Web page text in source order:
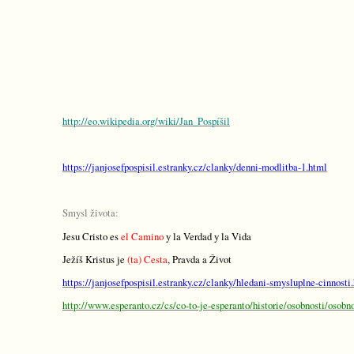
http://eo.wikipedia.org/wiki/Jan_Pospíšil
https://janjosefpospisil.estranky.cz/clanky/denni-modlitba-1.html
Smysl života:
Jesu Cristo esel Caminoy la Verdady la Vida
Ježíš Kristus je (ta) Cesta, Pravda a Život
https://janjosefpospisil.estranky.cz/clanky/hledani-smysluplne-
http://www.esperanto.cz/cs/co-to-je-esperanto/historie/osobnosti/